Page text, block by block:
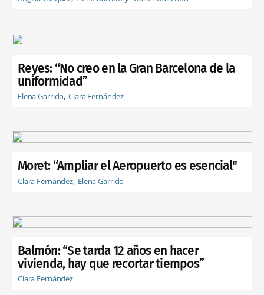
Reyes: “No creo en la Gran Barcelona de la
uniformidad”
Elena Garrido Clara Fernández
Moret: “Ampliar el Aeropuerto es esencial"
Clara Fernández Elena Garrido
Balmón: “Se tarda 12 años en hacer
vivienda, hay que recortar tiempos”
Clara Fernández